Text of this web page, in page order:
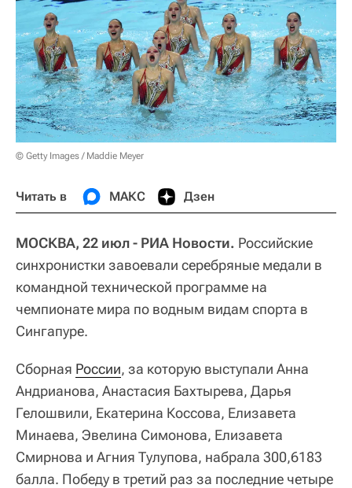
© Getty Images / Maddie Meyer
Читать в МАКС Дзен
МОСКВА, 22 июл - РИА Новости. Российские
синхронистки завоевали серебряные медали в
командной технической программе на
чемпионате мира по водным видам спорта в
Сингапуре.
Сборная России, за которую выступали Анна
Андрианова, Анастасия Бахтырева, Дарья
Гелошвили, Екатерина Коссова, Елизавета
Минаева, Эвелина Симонова, Елизавета
Смирнова и Агния Тулупова, набрала 300,6183
балла. Победу в третий раз за последние четыре